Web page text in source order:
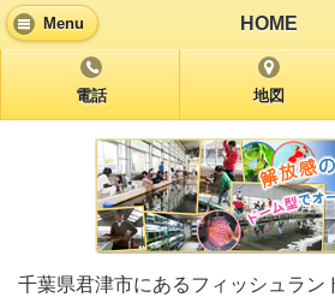
Menu HOME
電話 地図
千葉県君津市にあるフィッシュラン